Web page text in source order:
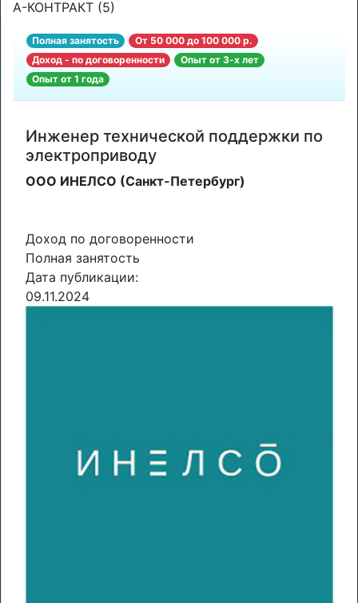
А-КОНТРАКТ (5)
Полная занятость
От 50 000 до 100 000 р.
Доход - по договоренности
Опыт от 3-х лет
Опыт от 1 года
Инженер технической поддержки по
электроприводу
ООО ИНЕЛСО (Санкт-Петербург)
Доход по договоренности
Полная занятость
Дата публикации:
09.11.2024